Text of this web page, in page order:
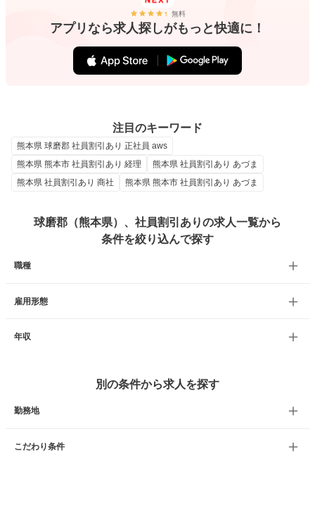
無料
アプリなら求人探しがもっと快適に！
注目のキーワード
熊本県 球磨郡 社員割引あり 正社員 aws
熊本県 熊本市 社員割引あり 経理
熊本県 社員割引あり あづま
熊本県 社員割引あり 商社
熊本県 熊本市 社員割引あり あづま
球磨郡（熊本県）、社員割引ありの求人一覧から
条件を絞り込んで探す
職種
雇用形態
年収
別の条件から求人を探す
勤務地
こだわり条件